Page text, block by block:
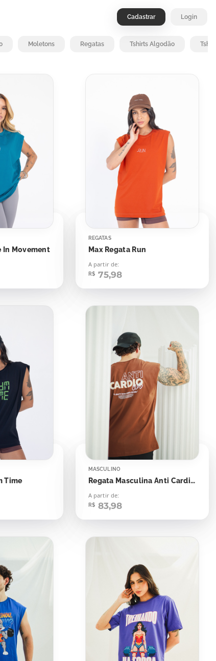
Cadastrar Login
Moletons Regatas Tshirts Algodão
In Movement
REGATAS
Max Regata Run
A partir de:
R$ 75,98
Time
MASCULINO
Regata Masculina Anti Cardio Club
A partir de:
R$ 83,98